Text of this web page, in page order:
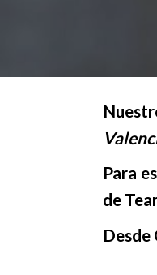
Para
de
Desde